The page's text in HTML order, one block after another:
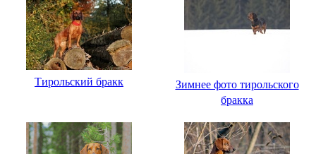
Тирольский бракк
Зимнее фото тирольского
бракка